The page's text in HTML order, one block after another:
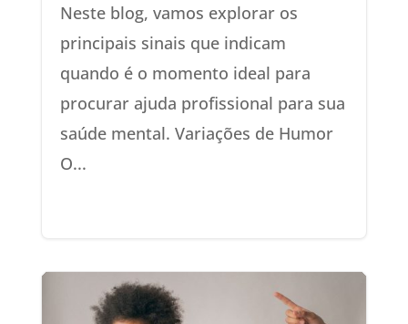
Neste blog, vamos explorar os
principais sinais que indicam
quando é o momento ideal para
procurar ajuda profissional para sua
saúde mental. Variações de Humor
O...